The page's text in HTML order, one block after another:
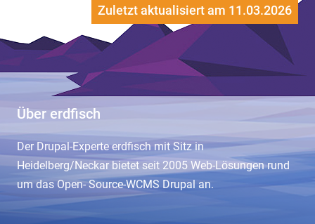
Zuletzt aktualisiert am 11.03.2026
Über erdfisch
Der Drupal-Experte erdfisch mit Sitz in
Heidelberg/Neckar bietet seit 2005 Web-Lösungen rund
um das Open- Source-WCMS Drupal an.